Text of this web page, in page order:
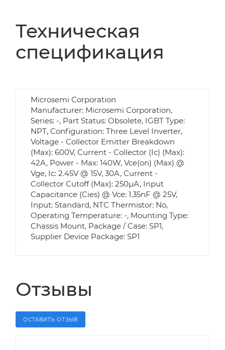
Техническая
спецификация
Microsemi Corporation
Manufacturer: Microsemi Corporation,
Series: -, Part Status: Obsolete, IGBT Type:
NPT, Configuration: Three Level Inverter,
Voltage - Collector Emitter Breakdown
(Max): 600V, Current - Collector (Ic) (Max):
42A, Power - Max: 140W, Vce(on) (Max) @
Vge, Ic: 2.45V @ 15V, 30A, Current -
Collector Cutoff (Max): 250µA, Input
Capacitance (Cies) @ Vce: 1.35nF @ 25V,
Input: Standard, NTC Thermistor: No,
Operating Temperature: -, Mounting Type:
Chassis Mount, Package / Case: SP1,
Supplier Device Package: SP1
Отзывы
ОСТАВИТЬ ОТЗЫВ